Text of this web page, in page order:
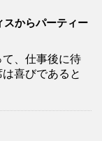
スからパーティー
、仕事後に待
喜びであると